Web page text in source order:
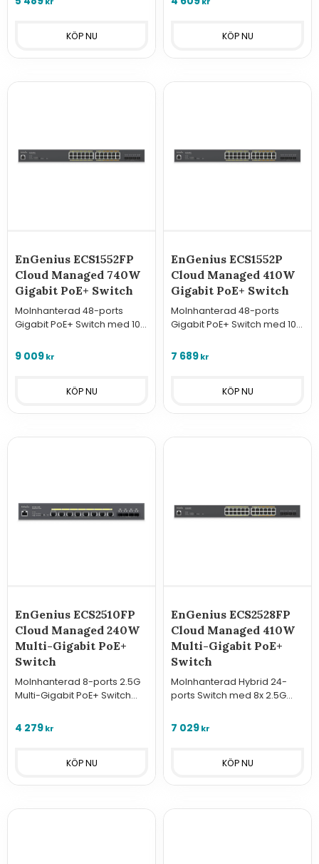
EnGenius ECS1552FP
Cloud Managed 740W
Gigabit PoE+ Switch
Molnhanterad 48-ports
Gigabit PoE+ Switch med 10G
budget. Maximal kraft och
9 009kr
EnGenius ECS1552P
Cloud Managed 410W
Gigabit PoE+ Switch
Molnhanterad 48-ports
Gigabit PoE+ Switch med 10G
budget. Skalbar och
7 689kr
EnGenius ECS2510FP
Cloud Managed 240W
Multi-Gigabit PoE+
Switch
Molnhanterad 8-ports 2.5G
Multi-Gigabit PoE+ Switch
240W budget. Maximerar
4 279kr
EnGenius ECS2528FP
Cloud Managed 410W
Multi-Gigabit PoE+
Switch
Molnhanterad Hybrid 24-
ports Switch med 8x 2.5G
SFP+ och 410W PoE-budget.
7 029kr